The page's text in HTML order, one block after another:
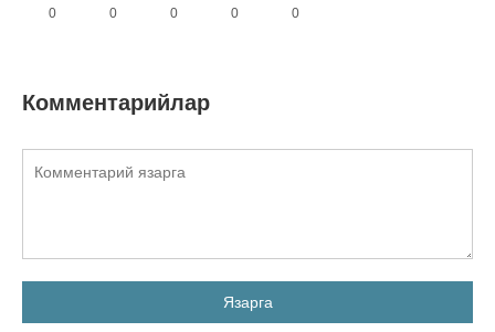
0 0 0 0 0
Комментарийлар
Язарга